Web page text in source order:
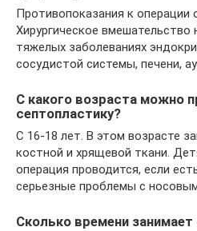
Противопоказания к операции
Хирургическое вмешательство
тяжелых заболеваниях
сосудистой системы, печени,
C какого возраста можно
септопластику?
С 16-18 лет. В этом возрасте
костной и хрящевой ткани.
операция проводится, если
серьезные проблемы с
Сколько времени занимает